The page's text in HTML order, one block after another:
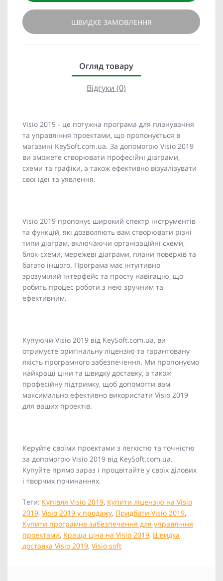
ШВИДКЕ ЗАМОВЛЕННЯ
Огляд товару
Відгуки (0)
Visio 2019 - це потужна програма для планування
та управління проектами, що пропонується в
магазині KeySoft.com.ua. За допомогою Visio 2019
ви зможете створювати професійні діаграми,
схеми та графіки, а також ефективно візуалізувати
свої ідеї та уявлення.
Visio 2019 пропонує широкий спектр інструментів
та функцій, які дозволяють вам створювати різні
типи діаграм, включаючи організаційні схеми,
блок-схеми, мережеві діаграми, плани поверхів та
багато іншого. Програма має інтуїтивно
зрозумілий інтерфейс та просту навігацію, що
робить процес роботи з нею зручним та
ефективним.
Купуючи Visio 2019 від KeySoft.com.ua, ви
отримуєте оригінальну ліцензію та гарантовану
якість програмного забезпечення. Ми пропонуємо
найкращі ціни та швидку доставку, а також
професійну підтримку, щоб допомогти вам
максимально ефективно використати Visio 2019
для ваших проектів.
Керуйте своїми проектами з легкістю та точністю
за допомогою Visio 2019 від KeySoft.com.ua.
Купуйте прямо зараз і процвітайте у своїх ділових
і творчих починаннях.
Теги: Купівля Visio 2019, Купити ліцензію на Visio
2019, Visio 2019 у продажу, Придбати Visio 2019,
Купити програмне забезпечення для управління
проектами, Краща ціна на Visio 2019, Швидка
доставка Visio 2019, Visio soft